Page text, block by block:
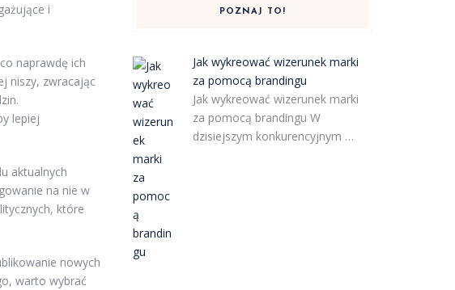
i
naprawdę ich
niszy, zwracając
lepiej
aktualnych
na nie w
które
nowych
warto wybrać
POZNAJ TO!
Jak wykreować wizerunek marki
za pomocą brandingu
Jak wykreować wizerunek marki
za pomocą brandingu W
dzisiejszym konkurencyjnym …